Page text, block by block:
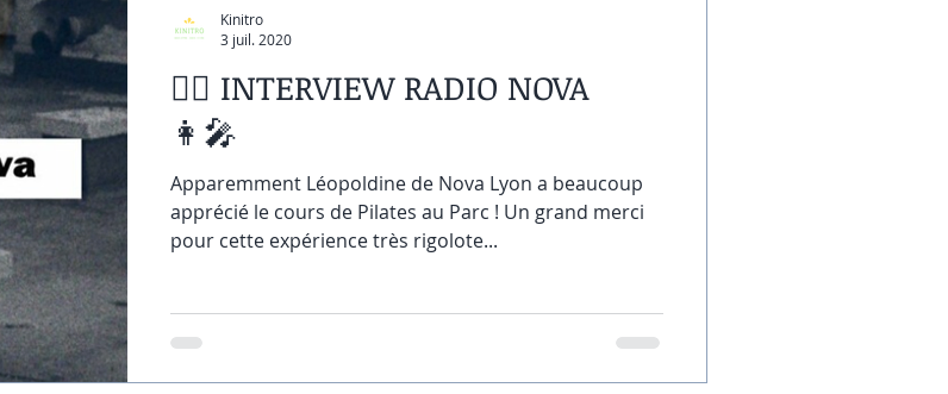
🤹‍♀️ INTERVIEW RADIO NOVA
👩‍🎤
Apparemment Léopoldine de Nova Lyon a beaucoup
apprécié le cours de Pilates au Parc ! Un grand merci
pour cette expérience très rigolote...
Kinitro
3 juil. 2020